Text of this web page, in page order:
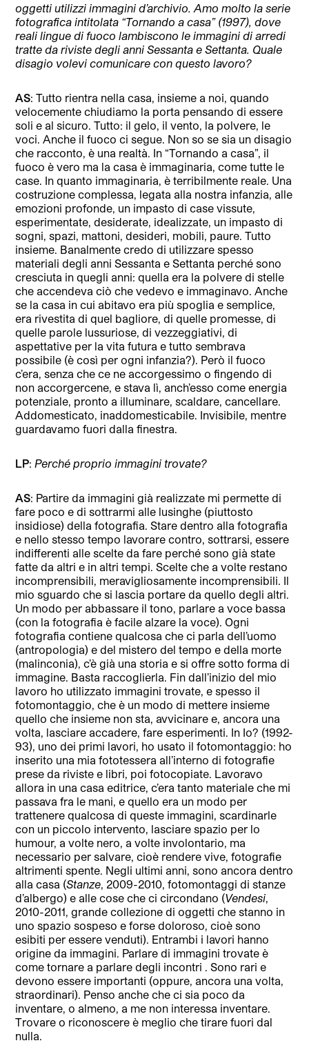
oggetti utilizzi immagini d’archivio. Amo molto la serie
fotografica intitolata “Tornando a casa” (1997), dove
reali lingue di fuoco lambiscono le immagini di arredi
tratte da riviste degli anni Sessanta e Settanta. Quale
disagio volevi comunicare con questo lavoro?
AS: Tutto rientra nella casa, insieme a noi, quando
velocemente chiudiamo la porta pensando di essere
soli e al sicuro. Tutto: il gelo, il vento, la polvere, le
voci. Anche il fuoco ci segue. Non so se sia un disagio
che racconto, è una realtà. In “Tornando a casa”, il
fuoco è vero ma la casa è immaginaria, come tutte le
case. In quanto immaginaria, è terribilmente reale. Una
costruzione complessa, legata alla nostra infanzia, alle
emozioni profonde, un impasto di case vissute,
esperimentate, desiderate, idealizzate, un impasto di
sogni, spazi, mattoni, desideri, mobili, paure. Tutto
insieme. Banalmente credo di utilizzare spesso
materiali degli anni Sessanta e Settanta perché sono
cresciuta in quegli anni: quella era la polvere di stelle
che accendeva ciò che vedevo e immaginavo. Anche
se la casa in cui abitavo era più spoglia e semplice,
era rivestita di quel bagliore, di quelle promesse, di
quelle parole lussuriose, di vezzeggiativi, di
aspettative per la vita futura e tutto sembrava
possibile (è così per ogni infanzia?). Però il fuoco
c’era, senza che ce ne accorgessimo o fingendo di
non accorgercene, e stava lì, anch’esso come energia
potenziale, pronto a illuminare, scaldare, cancellare.
Addomesticato, inaddomesticabile. Invisibile, mentre
guardavamo fuori dalla finestra.
LP:Perché proprio immagini trovate?
AS: Partire da immagini già realizzate mi permette di
fare poco e di sottrarmi alle lusinghe (piuttosto
insidiose) della fotografia. Stare dentro alla fotografia
e nello stesso tempo lavorare contro, sottrarsi, essere
indifferenti alle scelte da fare perché sono già state
fatte da altri e in altri tempi. Scelte che a volte restano
incomprensibili, meravigliosamente incomprensibili. Il
mio sguardo che si lascia portare da quello degli altri.
Un modo per abbassare il tono, parlare a voce bassa
(con la fotografia è facile alzare la voce). Ogni
fotografia contiene qualcosa che ci parla dell’uomo
(antropologia) e del mistero del tempo e della morte
(malinconia), c’è già una storia e si offre sotto forma di
immagine. Basta raccoglierla. Fin dall’inizio del mio
lavoro ho utilizzato immagini trovate, e spesso il
fotomontaggio, che è un modo di mettere insieme
quello che insieme non sta, avvicinare e, ancora una
volta, lasciare accadere, fare esperimenti. In Io? (1992-
93), uno dei primi lavori, ho usato il fotomontaggio: ho
inserito una mia fototessera all’interno di fotografie
prese da riviste e libri, poi fotocopiate. Lavoravo
allora in una casa editrice, c’era tanto materiale che mi
passava fra le mani, e quello era un modo per
trattenere qualcosa di queste immagini, scardinarle
con un piccolo intervento, lasciare spazio per lo
humour, a volte nero, a volte involontario, ma
necessario per salvare, cioè rendere vive, fotografie
altrimenti spente. Negli ultimi anni, sono ancora dentro
alla casa (Stanze, 2009-2010, fotomontaggi di stanze
d’albergo) e alle cose che ci circondano (Vendesi,
2010-2011, grande collezione di oggetti che stanno in
uno spazio sospeso e forse doloroso, cioè sono
esibiti per essere venduti). Entrambi i lavori hanno
origine da immagini. Parlare di immagini trovate è
come tornare a parlare degli incontri . Sono rari e
devono essere importanti (oppure, ancora una volta,
straordinari). Penso anche che ci sia poco da
inventare, o almeno, a me non interessa inventare.
Trovare o riconoscere è meglio che tirare fuori dal
nulla.